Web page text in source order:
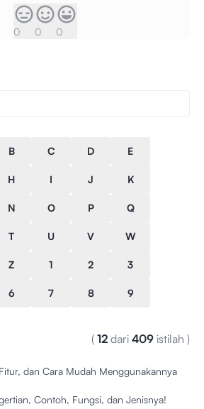
0 0 0
B C D E
H I J K
N O P Q
T U V W
Z 1 2 3
6 7 8 9
( 12 dari 409 istilah )
dan Cara Mudah Menggunakannya
Contoh, Fungsi, dan Jenisnya!